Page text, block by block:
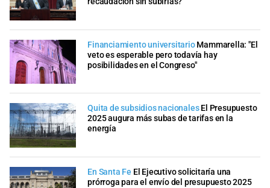
Financiamiento universitarioMammarella: "El
veto es esperable pero todavía hay
posibilidades en el Congreso"
Quita de subsidios nacionalesEl Presupuesto
2025 augura más subas de tarifas en la
energía
En Santa Fe El Ejecutivo solicitaría una
prórroga para el envío del presupuesto 2025